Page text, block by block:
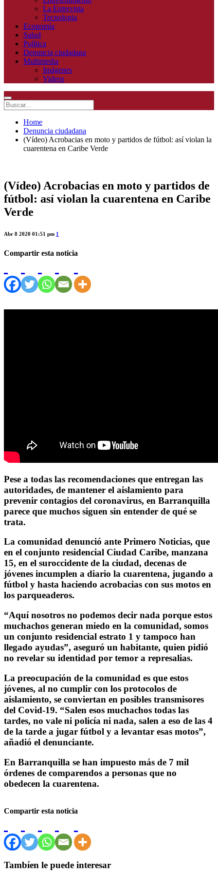
La Entrevista
Tecnologia
Economía
Salud
Política
Denuncia ciudadana
Multimedia
Imágenes
Videos
Home
Denuncia ciudadana
(Vídeo) Acrobacias en moto y partidos de fútbol: así violan la
cuarentena en Caribe Verde
(Vídeo) Acrobacias en moto y partidos de
fútbol: así violan la cuarentena en Caribe
Verde
Abr 8 2020 01:51 pm 1
Compartir esta noticia
Pese a todas las recomendaciones que entregan las
autoridades, de mantener el aislamiento para
prevenir contagios del coronavirus, en Barranquilla
parece que muchos siguen sin entender de qué se
trata.
La comunidad denunció ante Primero Noticias, que
en el conjunto residencial Ciudad Caribe, manzana
15, en el suroccidente de la ciudad, decenas de
jóvenes incumplen a diario la cuarentena, jugando a
fútbol y hasta haciendo acrobacias con sus motos en
los parqueaderos.
“Aquí nosotros no podemos decir nada porque estos
muchachos generan miedo en la comunidad, somos
un conjunto residencial estrato 1 y tampoco han
llegado ayudas”, aseguró un habitante, quien pidió
no revelar su identidad por temor a represalias.
La preocupación de la comunidad es que estos
jóvenes, al no cumplir con los protocolos de
aislamiento, se conviertan en posibles transmisores
del Covid-19. “Salen esos muchachos todas las
tardes, no vale ni policía ni nada, salen a eso de las 4
de la tarde a jugar fútbol y a levantar esas motos”,
añadió el denunciante.
En Barranquilla se han impuesto más de 7 mil
órdenes de comparendos a personas que no
obedecen la cuarentena.
Compartir esta noticia
Tambíen le puede interesar